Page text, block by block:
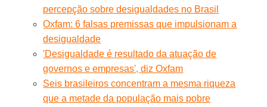
percepção sobre desigualdades no Brasil
Oxfam: 6 falsas premissas que impulsionam a
desigualdade
'Desigualdade é resultado da atuação de
governos e empresas', diz Oxfam
Seis brasileiros concentram a mesma riqueza
que a metade da população mais pobre